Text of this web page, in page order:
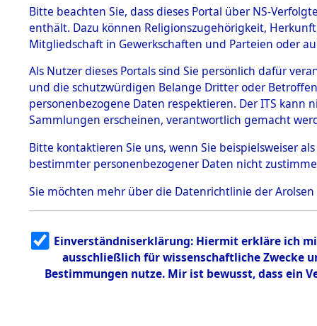
BESTÄNDE
1.
mente
5. Verschiedenes
5.3
Todesmärsche
5.3.1 Alliierte
Erhebungen
zu
Todesmärsch
en
5.3.2
g
5.3.3
Todesmärsch
von
Toter aus
Ort ihrer
0003
Bitte beachten Sie, dass dieses Portal über NS-
enthält. Dazu können Religionszugehörigkeit,
Mitgliedschaft in Gewerkschaften und Parteien oder
Als Nutzer dieses Portals sind Sie persönlich dafür
und die schutzwürdigen Belange Dritter oder
personenbezogene Daten respektieren. Der ITS
Sammlungen erscheinen, verantwortlich gemacht
Bitte kontaktieren Sie uns, wenn Sie beispielsweiser
bestimmter personenbezogener Daten nicht
Sie möchten mehr über die Datenrichtlinie der Arolsen
Einverständniserklärung: Hiermit erkläre ich
ausschließlich für wissenschaftliche Zwecke
Bestimmungen nutze. Mir ist bewusst, dass ein